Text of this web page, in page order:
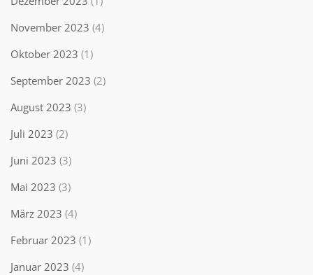
November 2023 (4)
Oktober 2023 (1)
September 2023 (2)
August 2023 (3)
Juli 2023 (2)
Juni 2023 (3)
Mai 2023 (3)
März 2023 (4)
Februar 2023 (1)
Januar 2023 (4)